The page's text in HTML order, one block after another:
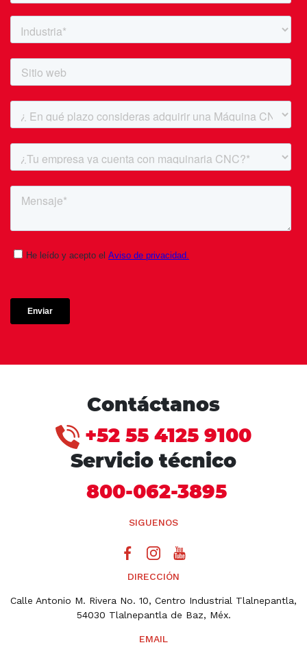
Contáctanos
+52 55 4125 9100
Servicio técnico
800-062-3895
SIGUENOS
DIRECCIÓN
Calle Antonio M. Rivera No. 10, Centro Industrial Tlalnepantla,
54030 Tlalnepantla de Baz, Méx.
EMAIL